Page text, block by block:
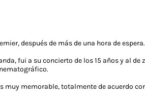
después de más de una hora de espera.
fui a su concierto de los 15 años y al
muy memorable, totalmente de acuerdo